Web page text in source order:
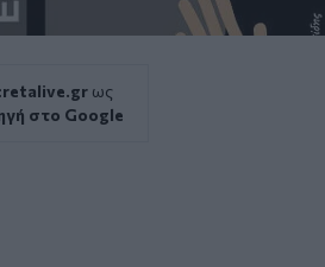
ως
στο Google